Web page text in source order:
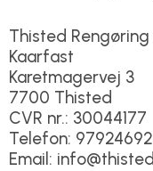
Thisted
Kaarfast
Karetmagervej 3
7700 Thisted
CVR nr.: 30044177
Telefon: 97924692
Email: